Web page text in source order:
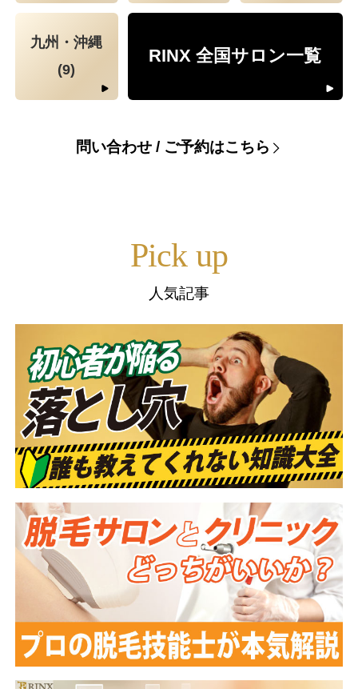
九州・沖縄
(9)
RINX 全国サロン一覧
問い合わせ / ご予約はこちら
Pick up
人気記事